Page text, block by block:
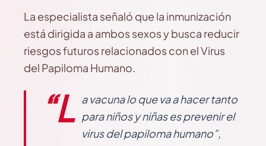
La especialista señaló que la inmunización
está dirigida a ambos sexos y busca reducir
riesgos futuros relacionados con el Virus
del Papiloma Humano.
“L a vacuna lo que va a hacer tanto
para niños y niñas es prevenir el
virus del papiloma humano”,